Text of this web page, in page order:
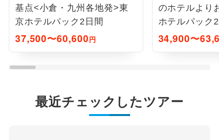
基点<小倉・九州各地発>東
京ホテルパック2日間
37,500〜60,600円
のホテルより
ホテルパック
34,900〜
最近チェックしたツアー